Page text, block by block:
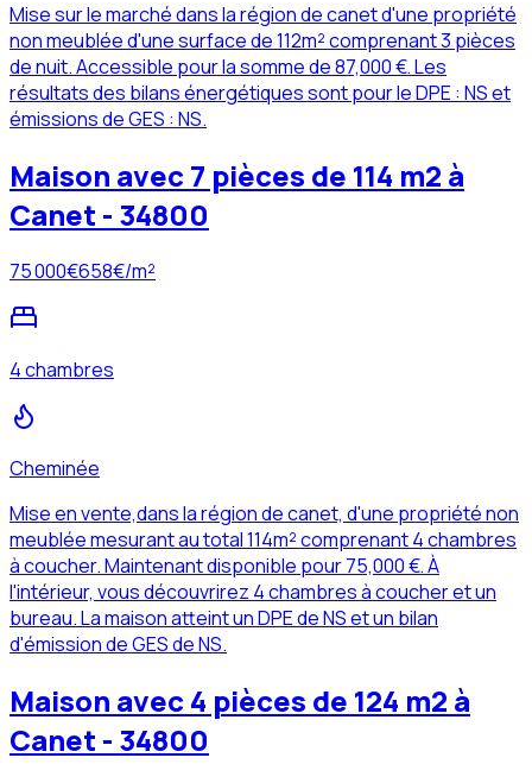
Mise sur le marché dans la région de canet d'une propriété
non meublée d'une surface de 112m² comprenant 3 pièces
de nuit. Accessible pour la somme de 87,000 €. Les
résultats des bilans énergétiques sont pour le DPE : NS et
émissions de GES : NS.
Maison avec 7 pièces de 114 m2 à
Canet - 34800
75 000€658€/m²
4 chambres
Cheminée
Mise en vente,dans la région de canet, d'une propriété non
meublée mesurant au total 114m² comprenant 4 chambres
à coucher. Maintenant disponible pour 75,000 €. À
l'intérieur, vous découvrirez 4 chambres à coucher et un
bureau. La maison atteint un DPE de NS et un bilan
d'émission de GES de NS.
Maison avec 4 pièces de 124 m2 à
Canet - 34800